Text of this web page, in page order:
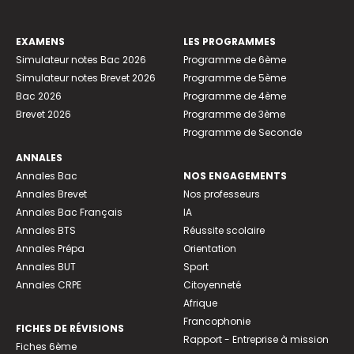
EXAMENS
Simulateur notes Bac 2026
Simulateur notes Brevet 2026
Bac 2026
Brevet 2026
ANNALES
Annales Bac
Annales Brevet
Annales Bac Français
Annales BTS
Annales Prépa
Annales BUT
Annales CRPE
FICHES DE RÉVISIONS
Fiches 6ème
LES PROGRAMMES
Programme de 6ème
Programme de 5ème
Programme de 4ème
Programme de 3ème
Programme de Seconde
NOS ENGAGEMENTS
Nos professeurs
IA
Réussite scolaire
Orientation
Sport
Citoyenneté
Afrique
Francophonie
Rapport - Entreprise à mission